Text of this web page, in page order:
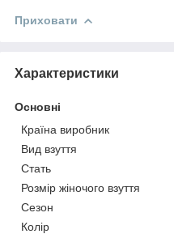
Приховати
Характеристики
Основні
Країна виробник
Вид взуття
Стать
Розмір жіночого взуття
Сезон
Колір